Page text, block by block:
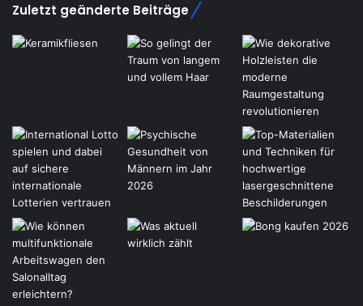
Zuletzt geänderte Beiträge